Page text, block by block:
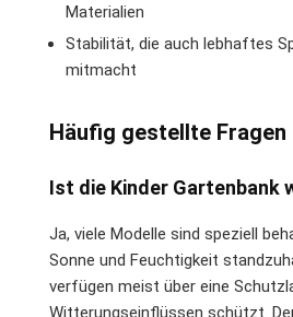
Materialien
Stabilität, die auch lebhaftes
mitmacht
Häufig gestellte Fragen
Ist die Kinder
Ja, viele Modelle sind speziell
Sonne und Feuchtigkeit
verfügen meist über eine
Witterungseinflüssen schützt.